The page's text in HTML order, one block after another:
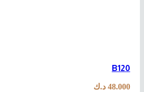
B120
48.000 د.ك